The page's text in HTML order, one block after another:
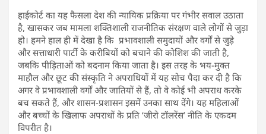
हाईकोर्ट का यह फैसला देश की न्यायिक प्रक्रिया पर गंभीर सवाल उठाता
है, खासकर जब मामला शक्तिशाली राजनीतिक संरक्षण वाले लोगों से जुड़ा
हो। हमने हाल ही में देखा है कि प्रभावशाली समुदायों और वर्गों से जुड़े
और सत्ताधारी पार्टी के करीबियों को बचाने की कोशिश की जाती है,
जबकि पीड़िताओं को बदनाम किया जाता है। इस तरह के भय-मुक्त
माहौल और छूट की संस्कृति ने अपराधियों में यह सोच पैदा कर दी है कि
अगर वे प्रभावशाली वर्गों और जातियों से हैं, तो वे कोई भी अपराध करके
बच सकते हैं, और शासन-प्रशासन इसमें उनका साथ देंगे। यह महिलाओं
और बच्चों के खिलाफ अपराधों के प्रति ‘जीरो टॉलरेंस’ नीति के एकदम
विपरीत है।